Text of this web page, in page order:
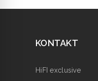
KONTAKT
HiFI exclusive